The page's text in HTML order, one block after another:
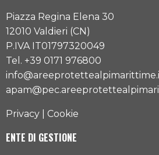
Piazza Regina Elena 30
12010 Valdieri (CN)
P.IVA IT01797320049
Tel. +39 0171 976800
Privacy Cookie
ENTE DI GESTIONE